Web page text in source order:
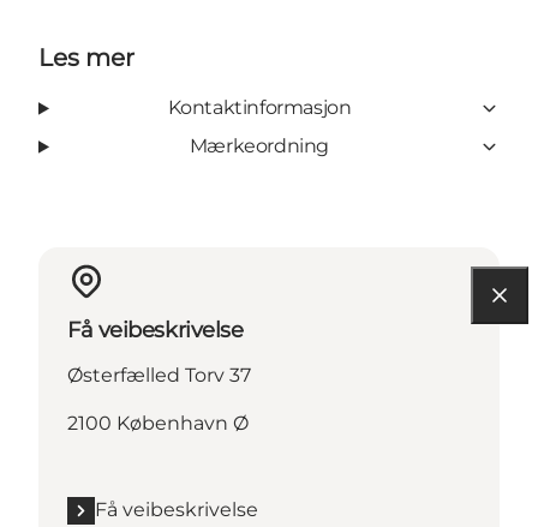
Les mer
Kontaktinformasjon
Mærkeordning
Få veibeskrivelse
Østerfælled Torv 37
2100 København Ø
Få veibeskrivelse